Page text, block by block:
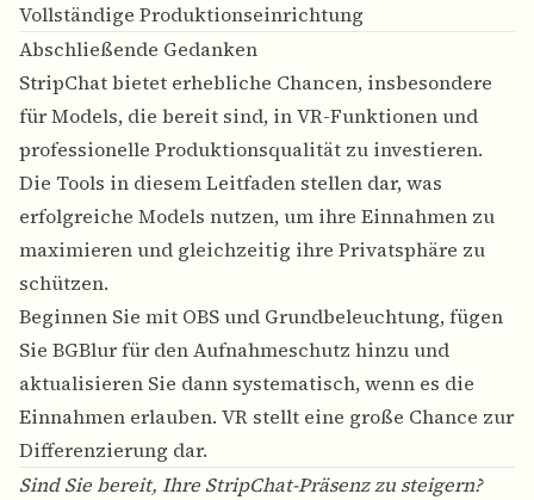
Vollständige Produktionseinrichtung
Abschließende Gedanken
StripChat bietet erhebliche Chancen, insbesondere
für Models, die bereit sind, in VR-Funktionen und
professionelle Produktionsqualität zu investieren.
Die Tools in diesem Leitfaden stellen dar, was
erfolgreiche Models nutzen, um ihre Einnahmen zu
maximieren und gleichzeitig ihre Privatsphäre zu
schützen.
Beginnen Sie mit OBS und Grundbeleuchtung, fügen
Sie BGBlur für den Aufnahmeschutz hinzu und
aktualisieren Sie dann systematisch, wenn es die
Einnahmen erlauben. VR stellt eine große Chance zur
Differenzierung dar.
Sind Sie bereit, Ihre StripChat-Präsenz zu steigern?